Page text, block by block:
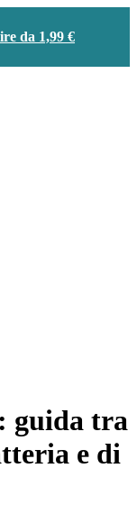
da 1,99 €
guida tra
e di